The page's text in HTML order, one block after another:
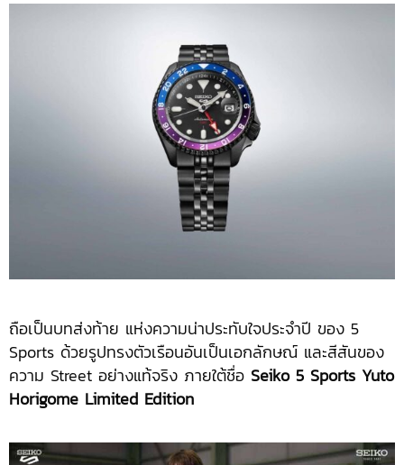
ถือเป็นบทส่งท้าย แห่งความน่าประทับใจประจำปี ของ 5
Sports ด้วยรูปทรงตัวเรือนอันเป็นเอกลักษณ์ และสีสันของ
ความ Street อย่างแท้จริง ภายใต้ชื่อ Seiko 5 Sports Yuto
Horigome Limited Edition